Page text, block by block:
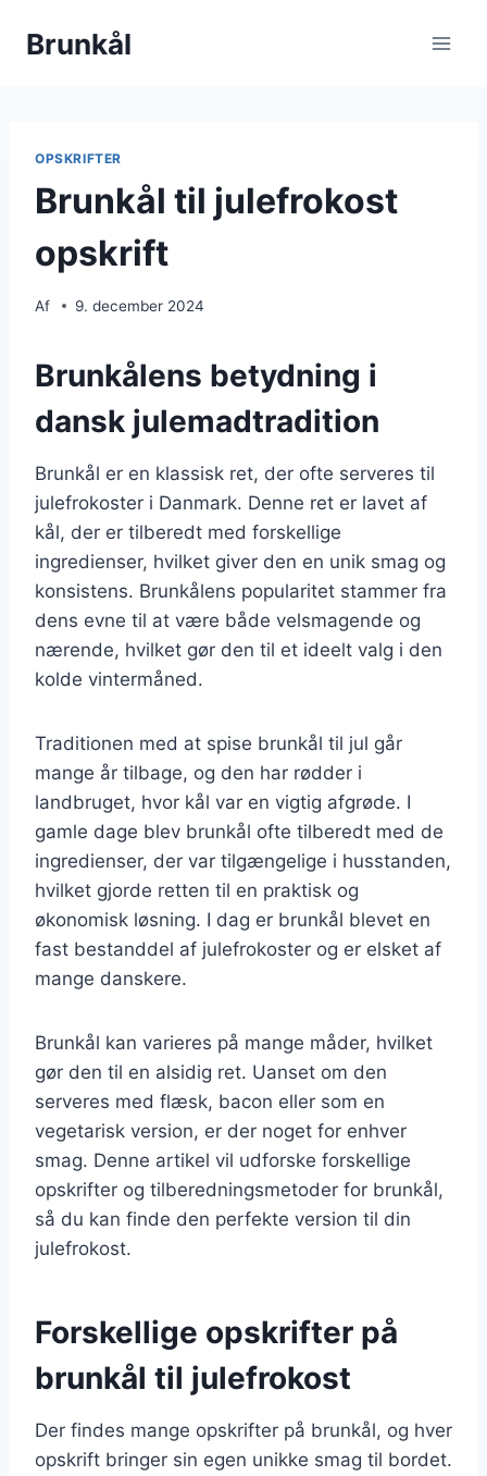
Brunkål
OPSKRIFTER
Brunkål til julefrokost
opskrift
Af 9. december 2024
Brunkålens betydning i
dansk julemadtradition
Brunkål er en klassisk ret, der ofte serveres til
julefrokoster i Danmark. Denne ret er lavet af
kål, der er tilberedt med forskellige
ingredienser, hvilket giver den en unik smag og
konsistens. Brunkålens popularitet stammer fra
dens evne til at være både velsmagende og
nærende, hvilket gør den til et ideelt valg i den
kolde vintermåned.
Traditionen med at spise brunkål til jul går
mange år tilbage, og den har rødder i
landbruget, hvor kål var en vigtig afgrøde. I
gamle dage blev brunkål ofte tilberedt med de
ingredienser, der var tilgængelige i husstanden,
hvilket gjorde retten til en praktisk og
økonomisk løsning. I dag er brunkål blevet en
fast bestanddel af julefrokoster og er elsket af
mange danskere.
Brunkål kan varieres på mange måder, hvilket
gør den til en alsidig ret. Uanset om den
serveres med flæsk, bacon eller som en
vegetarisk version, er der noget for enhver
smag. Denne artikel vil udforske forskellige
opskrifter og tilberedningsmetoder for brunkål,
så du kan finde den perfekte version til din
julefrokost.
Forskellige opskrifter på
brunkål til julefrokost
Der findes mange opskrifter på brunkål, og hver
opskrift bringer sin egen unikke smag til bordet.